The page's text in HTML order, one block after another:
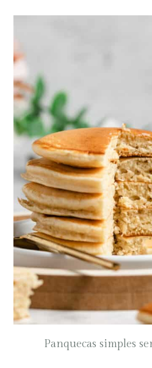
Panquecas simples